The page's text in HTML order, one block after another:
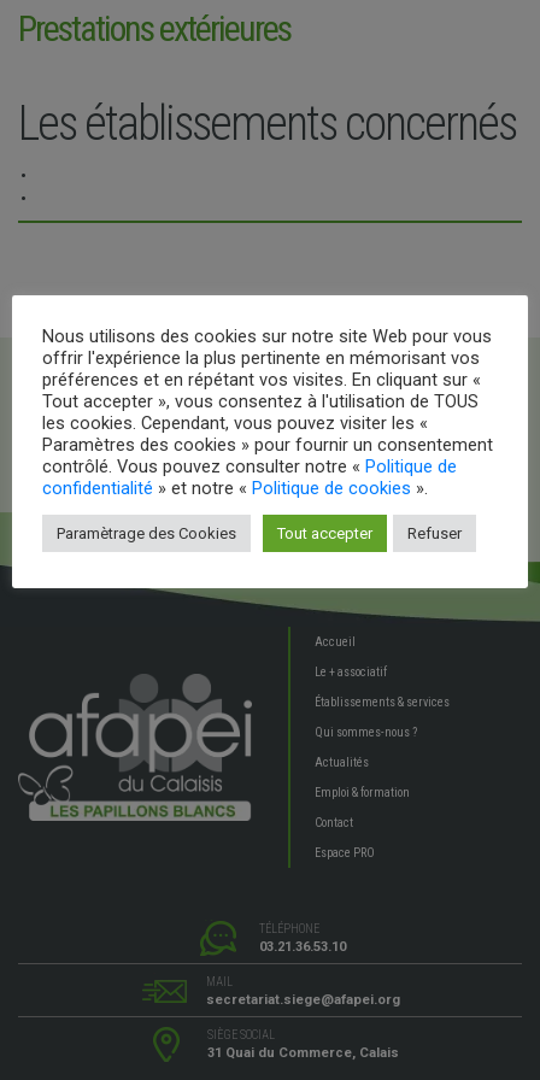
Prestations extérieures
Les établissements concernés
:
Accueil
Le + associatif
Établissements & services
Qui sommes-nous ?
Actualités
Emploi & formation
Contact
Espace PRO
TÉLÉPHONE
03.21.36.53.10
MAIL
secretariat.siege@afapei.org
SIÈGE SOCIAL
31 Quai du Commerce, Calais
Nous utilisons des cookies sur notre site Web pour vous
offrir l'expérience la plus pertinente en mémorisant vos
préférences et en répétant vos visites. En cliquant sur «
Tout accepter », vous consentez à l'utilisation de TOUS
les cookies. Cependant, vous pouvez visiter les «
Paramètres des cookies » pour fournir un consentement
contrôlé. Vous pouvez consulter notre « Politique de
confidentialité » et notre « Politique de cookies ».
Paramètrage des Cookies Tout accepter Refuser